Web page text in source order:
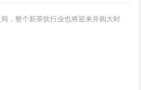
，整个新茶饮行业也将迎来并购大时